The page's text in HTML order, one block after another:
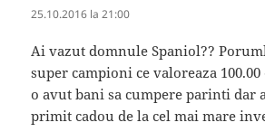
25.10.2016 la 21:00
Ai vazut domnule Spaniol??
super campioni ce valoreaza
o avut bani sa cumpere parinti dar
primit cadou de la cel mai mare